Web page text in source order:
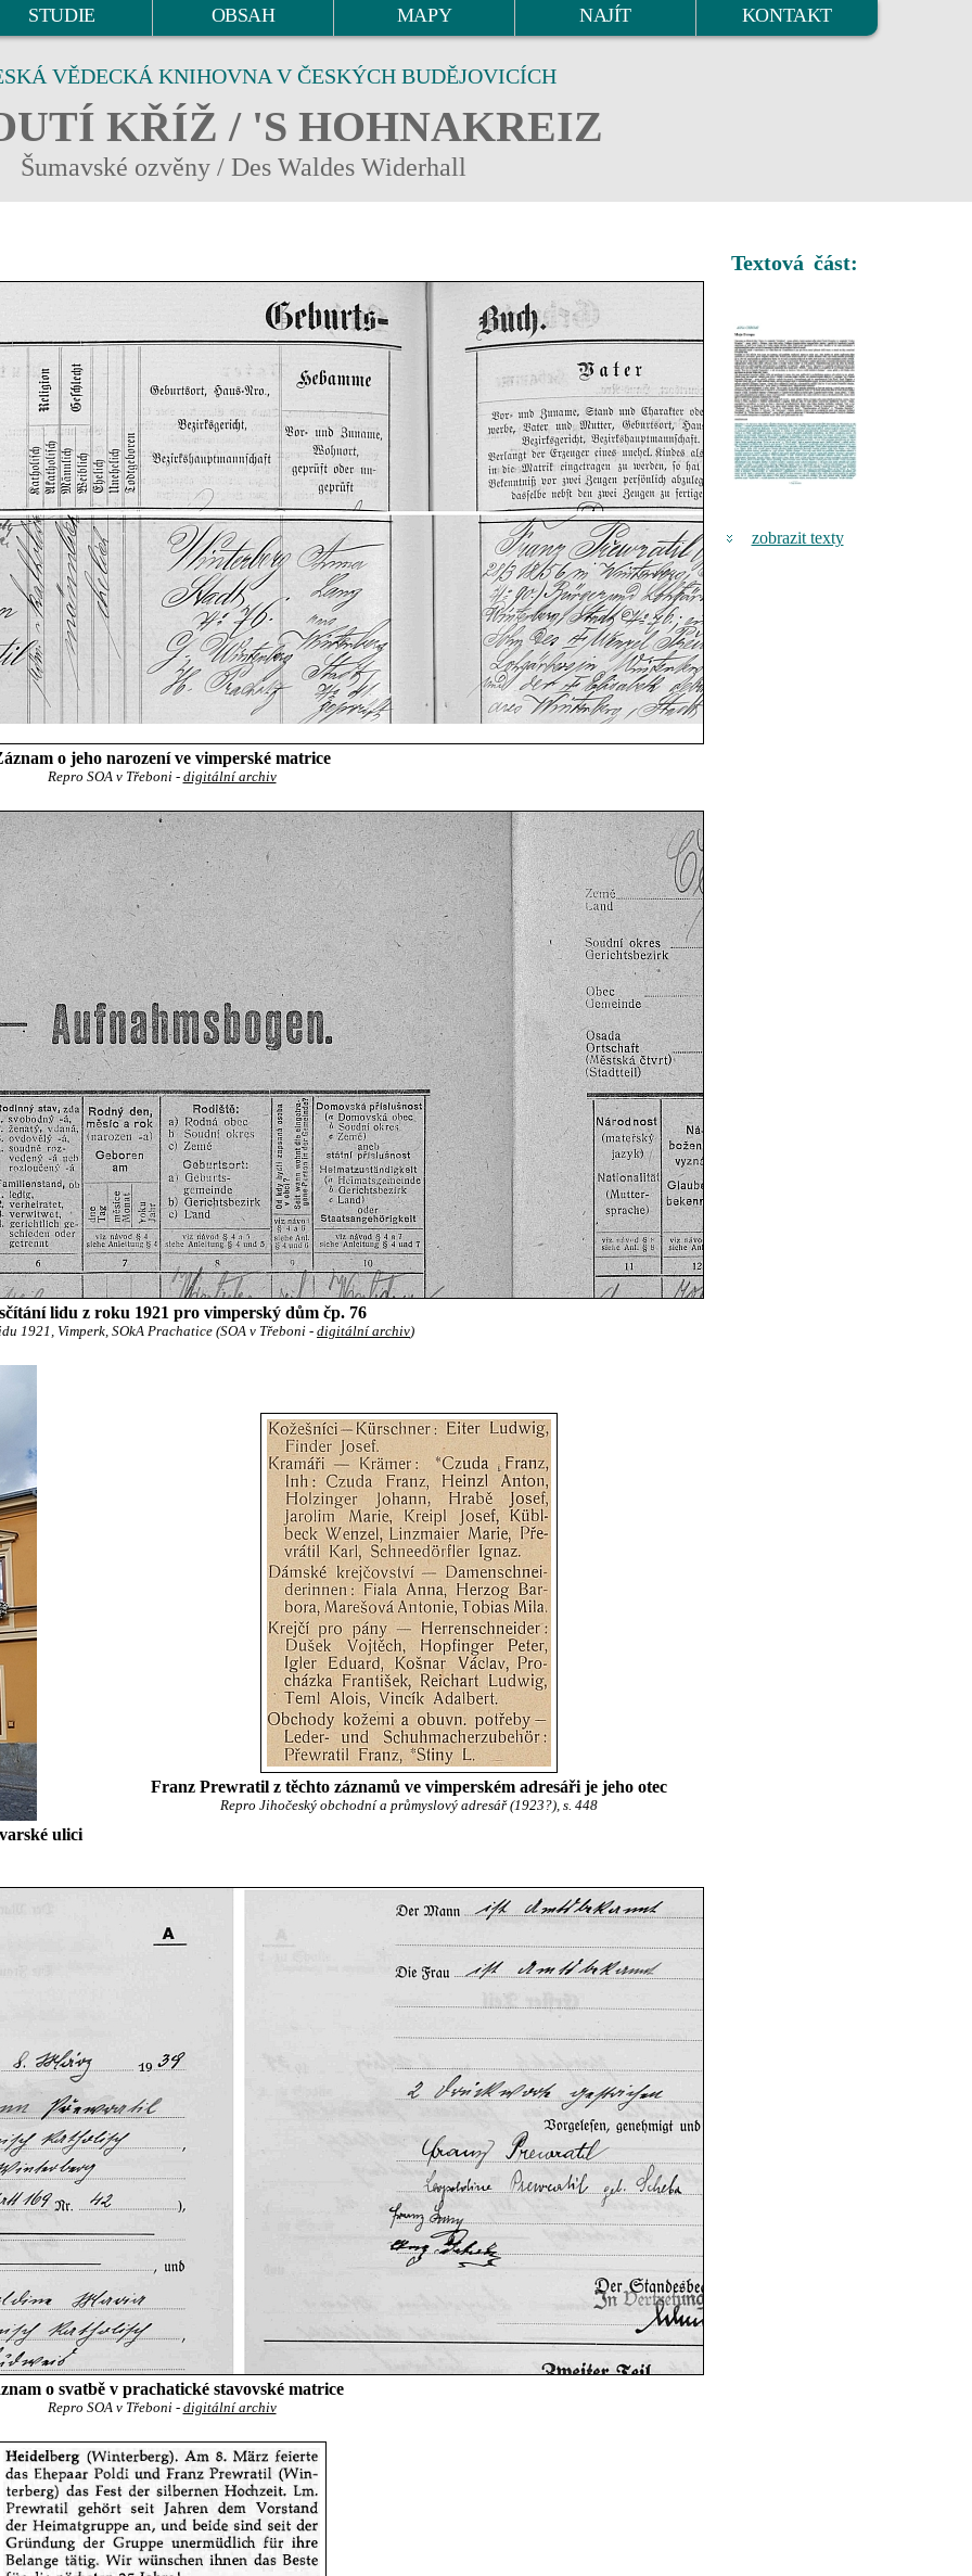
STUDIE OBSAH MAPY NAJÍT KONTAKT
VĚDECKÁ KNIHOVNA V ČESKÝCH BUDĚJOVICÍCH
KŘÍŽ / 'S HOHNAKREIZ
Šumavské ozvěny / Des Waldes Widerhall
o jeho narození ve vimperské matrice
Repro SOA v Třeboni - digitální archiv
lidu z roku 1921 pro vimperský dům čp. 76
1921, Vimperk, SOkA Prachatice (SOA v Třeboni - digitální archiv)
ulici
Franz Prewratil z těchto záznamů ve vimperském adresáři je jeho otec
Repro Jihočeský obchodní a průmyslový adresář (1923?), s. 448
o svatbě v prachatické stavovské matrice
Repro SOA v Třeboni - digitální archiv
Textová část:
zobrazit texty